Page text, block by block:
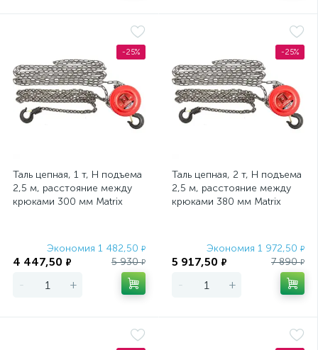
-25%
Таль цепная, 1 т, H подъема
2,5 м, расстояние между
крюками 300 мм Matrix
Экономия 1 482,50 ₽
4 447,50 ₽ 5 930₽
- +
-25%
Таль цепная, 2 т, H подъема
2,5 м, расстояние между
крюками 380 мм Matrix
Экономия 1 972,50 ₽
5 917,50 ₽ 7 890₽
- +